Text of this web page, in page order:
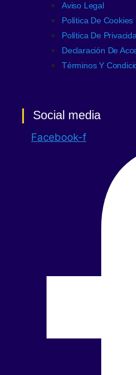
Aviso Legal
Política De Cookies
Política De
Declaración De
Términos Y
Social media
Facebook-f